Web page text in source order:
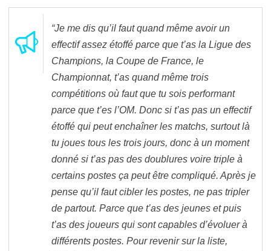
“Je me dis qu’il faut quand même avoir un
effectif assez étoffé parce que t’as la Ligue des
Champions, la Coupe de France, le
Championnat, t’as quand même trois
compétitions où faut que tu sois performant
parce que t’es l’OM. Donc si t’as pas un effectif
étoffé qui peut enchaîner les matchs, surtout là
tu joues tous les trois jours, donc à un moment
donné si t’as pas des doublures voire triple à
certains postes ça peut être compliqué. Après je
pense qu’il faut cibler les postes, ne pas tripler
de partout. Parce que t’as des jeunes et puis
t’as des joueurs qui sont capables d’évoluer à
différents postes. Pour revenir sur la liste,